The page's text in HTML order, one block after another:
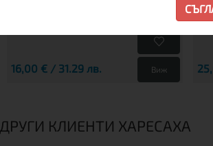
16,00 € / 31.29 лв. Виж
L
ДРУГИ КЛИЕНТИ ХАРЕСАХА